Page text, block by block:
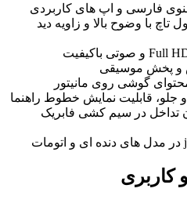
فارسی و اپ های کاربردی
10 اینچی فول تاچ با وضوح بالا و زاویه دید
و پخش موسیقی
جلو، قابلیت نمایش خطوط راهنما
در سیم کشی فابریک
کاربری